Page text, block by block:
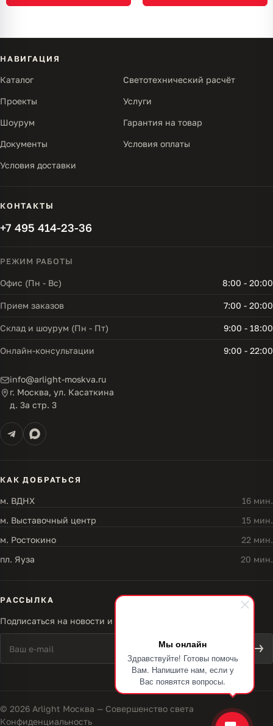
Мы онлайн
Здравствуйте! Готовы помочь
Вам. Напишите нам, если у
Вас появятся вопросы.
НАВИГАЦИЯ
Каталог Светотехнический расчёт
Проекты Услуги
Шоурум Гарантия на товар
Документы Условия оплаты
Условия доставки
КОНТАКТЫ
+7 495 414-23-36
РЕЖИМ РАБОТЫ
Офис (Пн - Вс) 8:00 - 20:00
Прием заказов 7:00 - 20:00
Склад и шоурум (Пн - Пт) 9:00 - 18:00
Онлайн-консультации 9:00 - 22:00
info@arlight-moskva.ru
г. Москва, ул. Касаткина
д. 3а стр. 3
КАК ДОБРАТЬСЯ
м. ВДНХ
16 мин.
м. Выставочный центр
15 мин.
м. Ростокино
22 мин.
пл. Яуза
20 мин.
РАССЫЛКА
Подписаться на новости и акции
© 2026 Arlight Москва — Совершенство света
Конфиденциальность